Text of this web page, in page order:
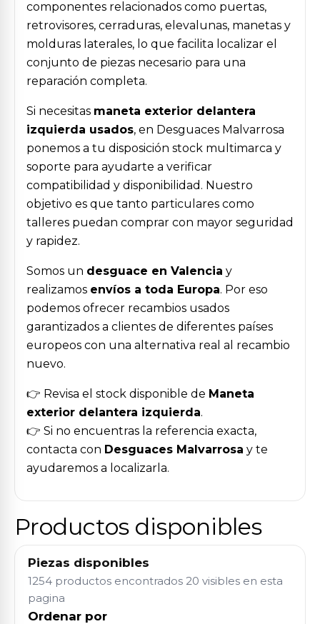
componentes relacionados como puertas,
retrovisores, cerraduras, elevalunas, manetas y
molduras laterales, lo que facilita localizar el
conjunto de piezas necesario para una
reparación completa.
Si necesitas maneta exterior delantera
izquierda usados, en Desguaces Malvarrosa
ponemos a tu disposición stock multimarca y
soporte para ayudarte a verificar
compatibilidad y disponibilidad. Nuestro
objetivo es que tanto particulares como
talleres puedan comprar con mayor seguridad
y rapidez.
Somos un desguace en Valencia y
realizamos envíos a toda Europa. Por eso
podemos ofrecer recambios usados
garantizados a clientes de diferentes países
europeos con una alternativa real al recambio
nuevo.
👉 Revisa el stock disponible de Maneta
exterior delantera izquierda.
👉 Si no encuentras la referencia exacta,
contacta con Desguaces Malvarrosa y te
ayudaremos a localizarla.
Productos disponibles
Piezas disponibles
1254 productos encontrados 20 visibles en esta
pagina
Ordenar por